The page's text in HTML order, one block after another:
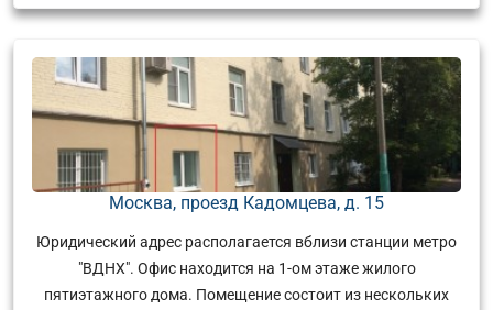
Москва, проезд Кадомцева, д. 15
Юридический адрес располагается вблизи станции метро
"ВДНХ". Офис находится на 1-ом этаже жилого
пятиэтажного дома. Помещение состоит из нескольких